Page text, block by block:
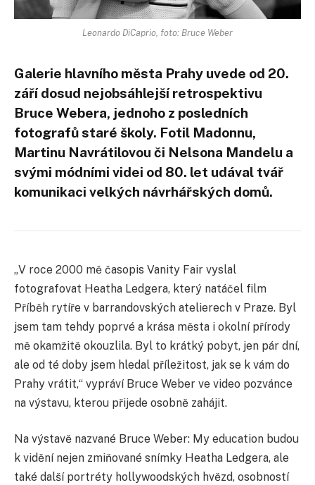
Leonardo DiCaprio, foto: Bruce Weber
Galerie hlavního města Prahy uvede od 20.
září dosud nejobsáhlejší retrospektivu
Bruce Webera, jednoho z posledních
fotografů staré školy. Fotil Madonnu,
Martinu Navrátilovou či Nelsona Mandelu a
svými módními videi od 80. let udával tvář
komunikaci velkých návrhářských domů.
„V roce 2000 mě časopis Vanity Fair vyslal
fotografovat Heatha Ledgera, který natáčel film
Příběh rytíře v barrandovských atelierech v Praze. Byl
jsem tam tehdy poprvé a krása města i okolní přírody
mě okamžitě okouzlila. Byl to krátký pobyt, jen pár dní,
ale od té doby jsem hledal příležitost, jak se k vám do
Prahy vrátit,“ vypráví Bruce Weber ve video pozvánce
na výstavu, kterou přijede osobně zahájit.
Na výstavě nazvané Bruce Weber: My education budou
k vidění nejen zmiňované snímky Heatha Ledgera, ale
také další portréty hollywoodských hvězd, osobností